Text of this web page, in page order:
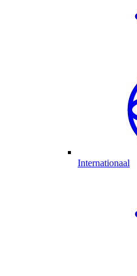
Internationaal